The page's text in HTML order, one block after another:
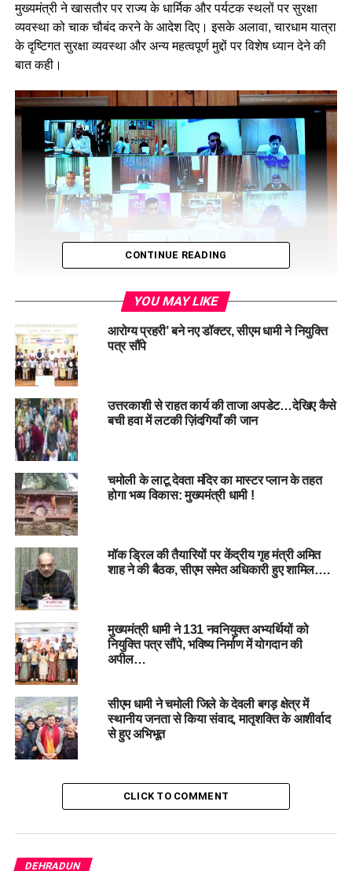
मुख्यमंत्री ने खासतौर पर राज्य के धार्मिक और पर्यटक स्थलों पर सुरक्षा
व्यवस्था को चाक चौबंद करने के आदेश दिए। इसके अलावा, चारधाम यात्रा
के दृष्टिगत सुरक्षा व्यवस्था और अन्य महत्वपूर्ण मुद्दों पर विशेष ध्यान देने की
बात कही।
मुख्यमंत्री ने कहा कि जिलाधिकारियों को अपने जनपदों में सुरक्षा की
नियमित निगरानी करनी चाहिए और किसी भी तरह की चूक पर सख्त
कार्रवाई की जानी चाहिए। उन्होंने यह भी कहा कि चारधाम यात्रा के दौरान
और अन्य महत्वपूर्ण मामलों में फेक न्यूज फैलाने वालों के खिलाफ तत्काल
कार्रवाई की जाए। जिलाधिकारियों को सही जानकारी नियमित रूप से
विभिन्न माध्यमों से साझा करने के निर्देश दिए गए।
किरायेदारों और दस्तावेजों का सत्यापन जरूरी
मुख्यमंत्री ने किरायेदारों का सत्यापन न कराने वालों पर नियमानुसार
कार्रवाई करने के निर्देश दिए। इसके अलावा, उन्होंने ठेली, फड़ और झुग्गी-
झोपड़ी में रहने वालों का भी सत्यापन करने की बात कही। उन्होंने अपात्र
व्यक्तियों को राशन कार्ड, आधार कार्ड, बिजली के कनेक्शन और आयुष्मान
कार्ड जैसी सुविधाएं देने वालों के खिलाफ सख्त कार्रवाई की बात की।
मुख्यमंत्री ने वनाग्नि की घटनाओं पर कड़ी नजर रखने और इस मामले में
CONTINUE READING
YOU MAY LIKE
आरोग्य प्रहरी’ बने नए डॉक्टर, सीएम धामी ने नियुक्ति
पत्र सौंपे
उत्तरकाशी से राहत कार्य की ताजा अपडेट…देखिए कैसे
बची हवा में लटकी ज़िंदगियाँ की जान
चमोली के लाटू देवता मंदिर का मास्टर प्लान के तहत
होगा भव्य विकास: मुख्यमंत्री धामी !
मॉक ड्रिल की तैयारियों पर केंद्रीय गृह मंत्री अमित
शाह ने की बैठक, सीएम समेत अधिकारी हुए शामिल….
मुख्यमंत्री धामी ने 131 नवनियुक्त अभ्यर्थियों को
नियुक्ति पत्र सौंपे, भविष्य निर्माण में योगदान की
अपील…
सीएम धामी ने चमोली जिले के देवली बगड़ क्षेत्र में
स्थानीय जनता से किया संवाद, मातृशक्ति के आशीर्वाद
से हुए अभिभूत
CLICK TO COMMENT
DEHRADUN